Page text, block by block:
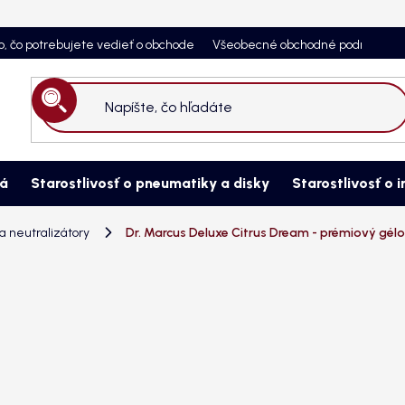
čo potrebujete vedieť o obchode Všeobecné obchodné podmienky
Hľadať
Starostlivosť o pneumatiky a disky Starostlivosť o
neutralizátory Dr. Marcus Deluxe Citrus Dream - prémiový